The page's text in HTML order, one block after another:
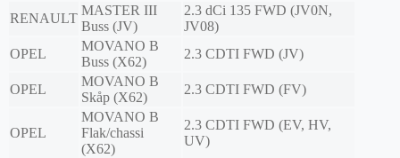
RENAULT
MASTER III
Buss (JV)
2.3 dCi 135 FWD (JV0N,
JV08)
OPEL
MOVANO B
Buss (X62)
2.3 CDTI FWD (JV)
OPEL
MOVANO B
Skåp (X62)
2.3 CDTI FWD (FV)
OPEL
MOVANO B
Flak/chassi
(X62)
2.3 CDTI FWD (EV, HV,
UV)